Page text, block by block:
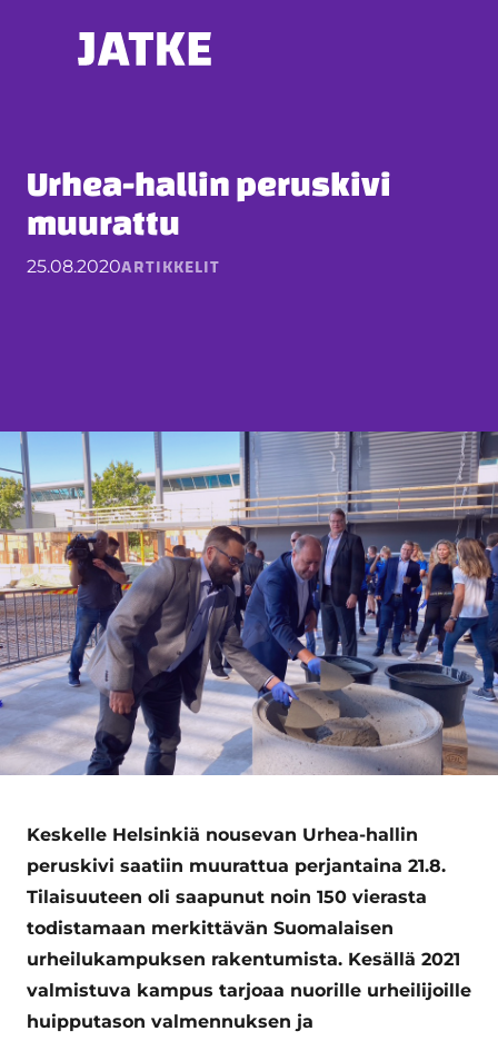
Urhea-hallin peruskivi
muurattu
25.08.2020ARTIKKELIT
Keskelle Helsinkiä nousevan Urhea-hallin
peruskivi saatiin muurattua perjantaina 21.8.
Tilaisuuteen oli saapunut noin 150 vierasta
todistamaan merkittävän Suomalaisen
urheilukampuksen rakentumista. Kesällä 2021
valmistuva kampus tarjoaa nuorille urheilijoille
huipputason valmennuksen ja